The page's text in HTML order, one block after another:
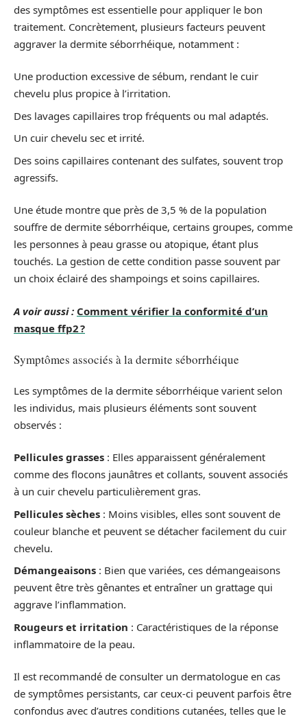
des symptômes est essentielle pour appliquer le bon
traitement. Concrètement, plusieurs facteurs peuvent
aggraver la dermite séborrhéique, notamment :
Une production excessive de sébum, rendant le cuir
chevelu plus propice à l’irritation.
Des lavages capillaires trop fréquents ou mal adaptés.
Un cuir chevelu sec et irrité.
Des soins capillaires contenant des sulfates, souvent trop
agressifs.
Une étude montre que près de 3,5 % de la population
souffre de dermite séborrhéique, certains groupes, comme
les personnes à peau grasse ou atopique, étant plus
touchés. La gestion de cette condition passe souvent par
un choix éclairé des shampoings et soins capillaires.
A voir aussi : Comment vérifier la conformité d’un
masque ffp2 ?
Symptômes associés à la dermite séborrhéique
Les symptômes de la dermite séborrhéique varient selon
les individus, mais plusieurs éléments sont souvent
observés :
Pellicules grasses : Elles apparaissent généralement
comme des flocons jaunâtres et collants, souvent associés
à un cuir chevelu particulièrement gras.
Pellicules sèches : Moins visibles, elles sont souvent de
couleur blanche et peuvent se détacher facilement du cuir
chevelu.
Démangeaisons : Bien que variées, ces démangeaisons
peuvent être très gênantes et entraîner un grattage qui
aggrave l’inflammation.
Rougeurs et irritation : Caractéristiques de la réponse
inflammatoire de la peau.
Il est recommandé de consulter un dermatologue en cas
de symptômes persistants, car ceux-ci peuvent parfois être
confondus avec d’autres conditions cutanées, telles que le